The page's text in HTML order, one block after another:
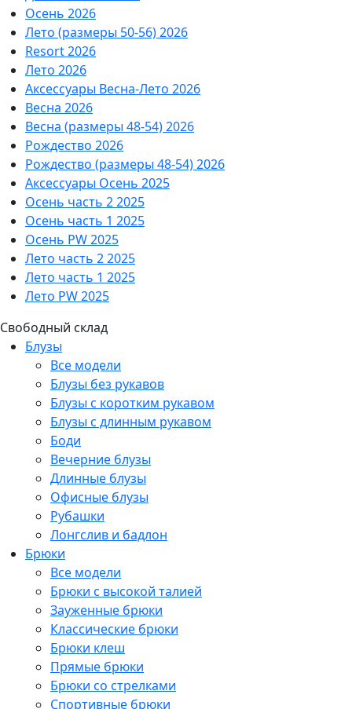
Осень 2026
Лето (размеры 50-56) 2026
Resort 2026
Лето 2026
Аксессуары Весна-Лето 2026
Весна 2026
Весна (размеры 48-54) 2026
Рождество 2026
Рождество (размеры 48-54) 2026
Аксессуары Осень 2025
Осень часть 2 2025
Осень часть 1 2025
Осень PW 2025
Лето часть 2 2025
Лето часть 1 2025
Лето PW 2025
Свободный склад
Блузы
Все модели
Блузы без рукавов
Блузы с коротким рукавом
Блузы с длинным рукавом
Боди
Вечерние блузы
Длинные блузы
Офисные блузы
Рубашки
Лонгслив и бадлон
Брюки
Все модели
Брюки с высокой талией
Зауженные брюки
Классические брюки
Брюки клеш
Прямые брюки
Брюки со стрелками
Спортивные брюки